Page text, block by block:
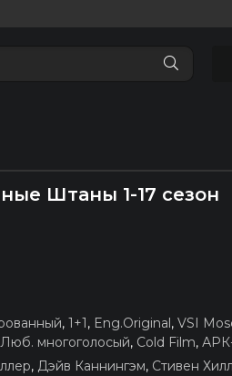
Штаны 1-17 сезон
, 1+1, Eng.Original, VSI
многоголосый, Cold Film,
, Дэйв Каннингэм, Стивен